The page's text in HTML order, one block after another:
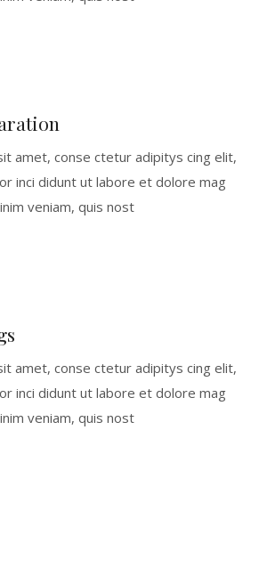
amet, conse ctetur adipitys cing elit,
inci didunt ut labore et dolore mag
veniam, quis nost
amet, conse ctetur adipitys cing elit,
inci didunt ut labore et dolore mag
veniam, quis nost